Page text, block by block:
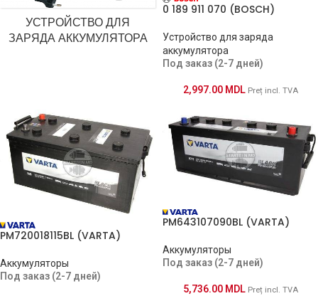
УСТРОЙСТВО ДЛЯ
ЗАРЯДА АККУМУЛЯТОРА
0 189 911 070 (BOSCH)
Устройство для заряда
аккумулятора
Под заказ (2-7 дней)
2,997.00 MDL Preț incl. TVA
PM720018115BL (VARTA)
Аккумуляторы
Под заказ (2-7 дней)
PM643107090BL (VARTA)
Аккумуляторы
Под заказ (2-7 дней)
5,736.00 MDL Preț incl. TVA